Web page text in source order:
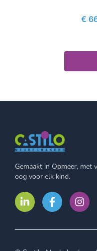
€
Gemaakt in Opmeer, met
oog voor elk kind.